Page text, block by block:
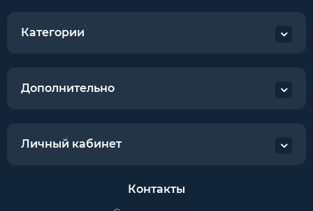
Категории
Дополнительно
Личный кабинет
Контакты